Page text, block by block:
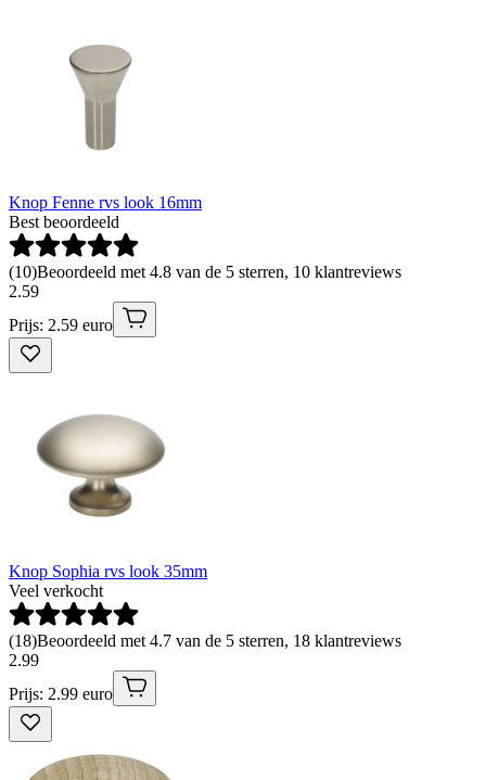
Knop Fenne rvs look 16mm
Best beoordeeld
(10)Beoordeeld met 4.8 van de 5 sterren, 10 klantreviews
2.59
Prijs: 2.59 euro
Knop Sophia rvs look 35mm
Veel verkocht
(18)Beoordeeld met 4.7 van de 5 sterren, 18 klantreviews
2.99
Prijs: 2.99 euro